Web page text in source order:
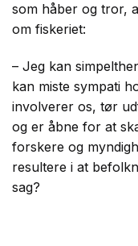
som håber og tror,
om fiskeriet:
– Jeg kan
kan miste sympati
involverer os, tør
og er åbne for at
forskere og
resultere i at
sag?